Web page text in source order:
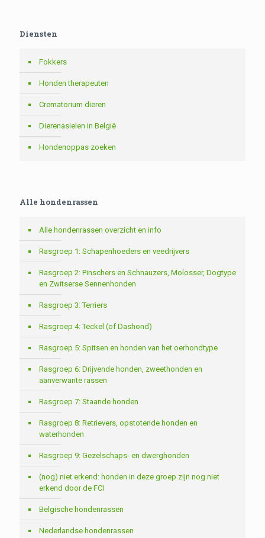
Diensten
Fokkers
Honden therapeuten
Crematorium dieren
Dierenasielen in België
Hondenoppas zoeken
Alle hondenrassen
Alle hondenrassen overzicht en info
Rasgroep 1: Schapenhoeders en veedrijvers
Rasgroep 2: Pinschers en Schnauzers, Molosser, Dogtype
en Zwitserse Sennenhonden
Rasgroep 3: Terriers
Rasgroep 4: Teckel (of Dashond)
Rasgroep 5: Spitsen en honden van het oerhondtype
Rasgroep 6: Drijvende honden, zweethonden en
aanverwante rassen
Rasgroep 7: Staande honden
Rasgroep 8: Retrievers, opstotende honden en
waterhonden
Rasgroep 9: Gezelschaps- en dwerghonden
(nog) niet erkend: honden in deze groep zijn nog niet
erkend door de FCI
Belgische hondenrassen
Nederlandse hondenrassen